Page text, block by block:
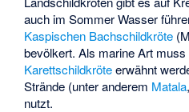
auch im Sommer Wasser
Kaspischen Bachschildkröte
bevölkert. Als marine Art
Karettschildkröteerwähnt
Strände (unter anderem Matala,
nutzt.